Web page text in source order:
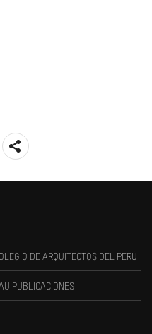
DE ARQUITECTOS DEL PERÚ
PUBLICACIONES